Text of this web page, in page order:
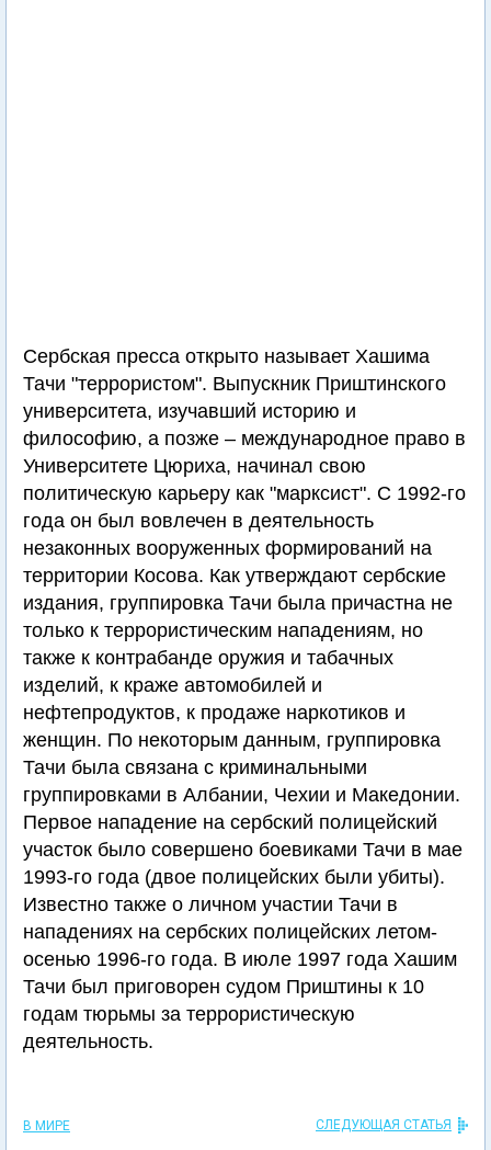
Сербская пресса открыто называет Хашима
Тачи "террористом". Выпускник Приштинского
университета, изучавший историю и
философию, а позже – международное право в
Университете Цюриха, начинал свою
политическую карьеру как "марксист". С 1992-го
года он был вовлечен в деятельность
незаконных вооруженных формирований на
территории Косова. Как утверждают сербские
издания, группировка Тачи была причастна не
только к террористическим нападениям, но
также к контрабанде оружия и табачных
изделий, к краже автомобилей и
нефтепродуктов, к продаже наркотиков и
женщин. По некоторым данным, группировка
Тачи была связана с криминальными
группировками в Албании, Чехии и Македонии.
Первое нападение на сербский полицейский
участок было совершено боевиками Тачи в мае
1993-го года (двое полицейских были убиты).
Известно также о личном участии Тачи в
нападениях на сербских полицейских летом-
осенью 1996-го года. В июле 1997 года Хашим
Тачи был приговорен судом Приштины к 10
годам тюрьмы за террористическую
деятельность.
В МИРЕ СЛЕДУЮЩАЯ СТАТЬЯ